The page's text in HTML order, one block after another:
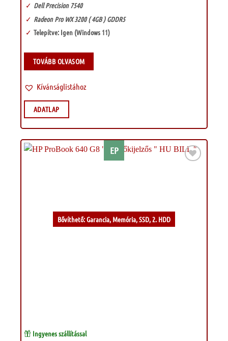
Dell Precision 7540
Radeon Pro WX 3200 ( 4GB ) GDDR5
Telepítve: Igen (Windows 11)
TOVÁBB OLVASOM
Kívánságlistához
ADATLAP
EP
Bővíthető: Garancia, Memória, SSD, 2. HDD
Ingyenes szállítással